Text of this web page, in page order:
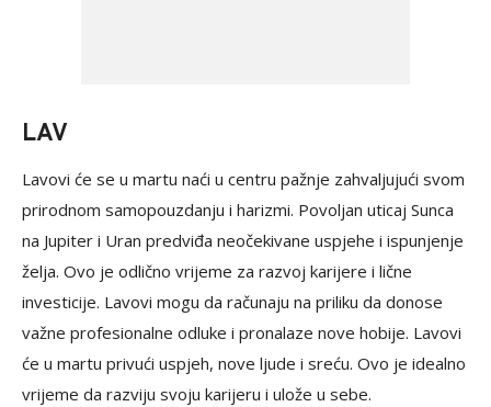
LAV
Lavovi će se u martu naći u centru pažnje zahvaljujući svom
prirodnom samopouzdanju i harizmi. Povoljan uticaj Sunca
na Jupiter i Uran predviđa neočekivane uspjehe i ispunjenje
želja. Ovo je odlično vrijeme za razvoj karijere i lične
investicije. Lavovi mogu da računaju na priliku da donose
važne profesionalne odluke i pronalaze nove hobije. Lavovi
će u martu privući uspjeh, nove ljude i sreću. Ovo je idealno
vrijeme da razviju svoju karijeru i ulože u sebe.